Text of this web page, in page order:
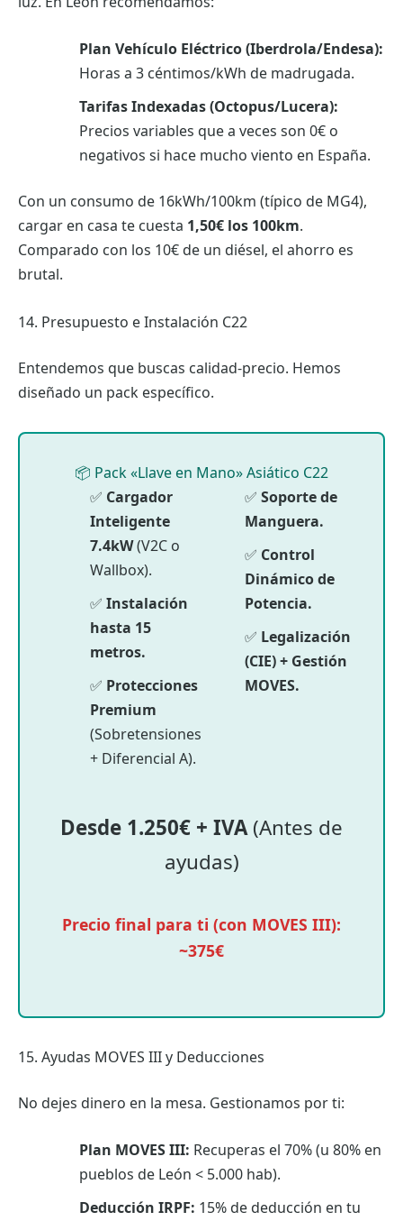
Plan Vehículo Eléctrico (Iberdrola/Endesa):
Horas a 3 céntimos/kWh de madrugada.
Tarifas Indexadas (Octopus/Lucera):
Precios variables que a veces son 0€ o
negativos si hace mucho viento en España.
Con un consumo de 16kWh/100km (típico de MG4),
cargar en casa te cuesta 1,50€ los 100km.
Comparado con los 10€ de un diésel, el ahorro es
brutal.
14. Presupuesto e Instalación C22
Entendemos que buscas calidad-precio. Hemos
diseñado un pack específico.
📦 Pack «Llave en Mano» Asiático C22
✅ Cargador
Inteligente
7.4kW(V2C o
Wallbox).
✅ Instalación
hasta 15
metros.
✅ Protecciones
Premium
(Sobretensiones
+ Diferencial A).
✅ Soporte de
Manguera.
✅ Control
Dinámico de
Potencia.
✅ Legalización
(CIE) + Gestión
MOVES.
Desde 1.250€ + IVA(Antes de
ayudas)
Precio final para ti (con MOVES III):
~375€
15. Ayudas MOVES III y Deducciones
No dejes dinero en la mesa. Gestionamos por ti:
Plan MOVES III: Recuperas el 70% (u 80% en
pueblos de León < 5.000 hab).
Deducción IRPF: 15% de deducción en tu